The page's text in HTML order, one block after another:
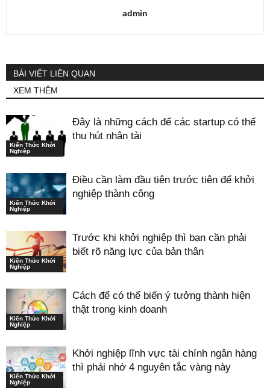
admin
BÀI VIẾT LIÊN QUAN
XEM THÊM
Kiến Thức Khởi
Nghiệp
Đây là những cách để các startup có thể
thu hút nhân tài
Kiến Thức Khởi
Nghiệp
Điều cần làm đầu tiên trước tiên để khởi
nghiệp thành công
Kiến Thức Khởi
Nghiệp
Trước khi khởi nghiệp thì bạn cần phải
biết rõ năng lực của bản thân
Kiến Thức Khởi
Nghiệp
Cách để có thể biến ý tưởng thành hiện
thật trong kinh doanh
Kiến Thức Khởi
Nghiệp
Khởi nghiệp lĩnh vực tài chính ngân hàng
thì phải nhớ 4 nguyên tắc vàng này